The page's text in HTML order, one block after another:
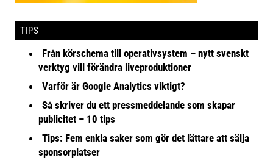
TIPS
Från körschema till operativsystem – nytt svenskt
verktyg vill förändra liveproduktioner
Varför är Google Analytics viktigt?
Så skriver du ett pressmeddelande som skapar
publicitet – 10 tips
Tips: Fem enkla saker som gör det lättare att sälja
sponsorplatser